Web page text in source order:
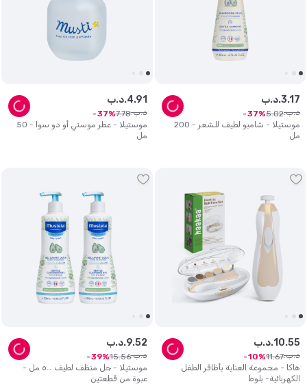
موستيلا - شامبو لطيف للشعر - 200
مل
د.ب.3.17
د.ب. 5.02
37
موستيلا - عطر موستي أو دو سوا - 50
مل
د.ب.4.91
د.ب. 7.78
37
هاكا - مجموعة العناية بأظافر الطفل
الكهربائية- بلوط
د.ب.10.55
د.ب. 11.67
10
موستيلا - جل منظف لطيف ٥٠٠ مل -
عبوة من قطعتين
د.ب.9.52
د.ب. 15.56
39